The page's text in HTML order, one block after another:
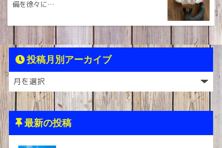
備を徐々に…
投稿月別アーカイブ
最新の投稿